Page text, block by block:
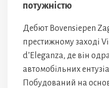
потужністю
Дебют Bovensiepen
престижному заході
d’Eleganza, де він
автомобільних
Побудований на